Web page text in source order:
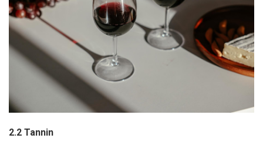
2.2 Tannin